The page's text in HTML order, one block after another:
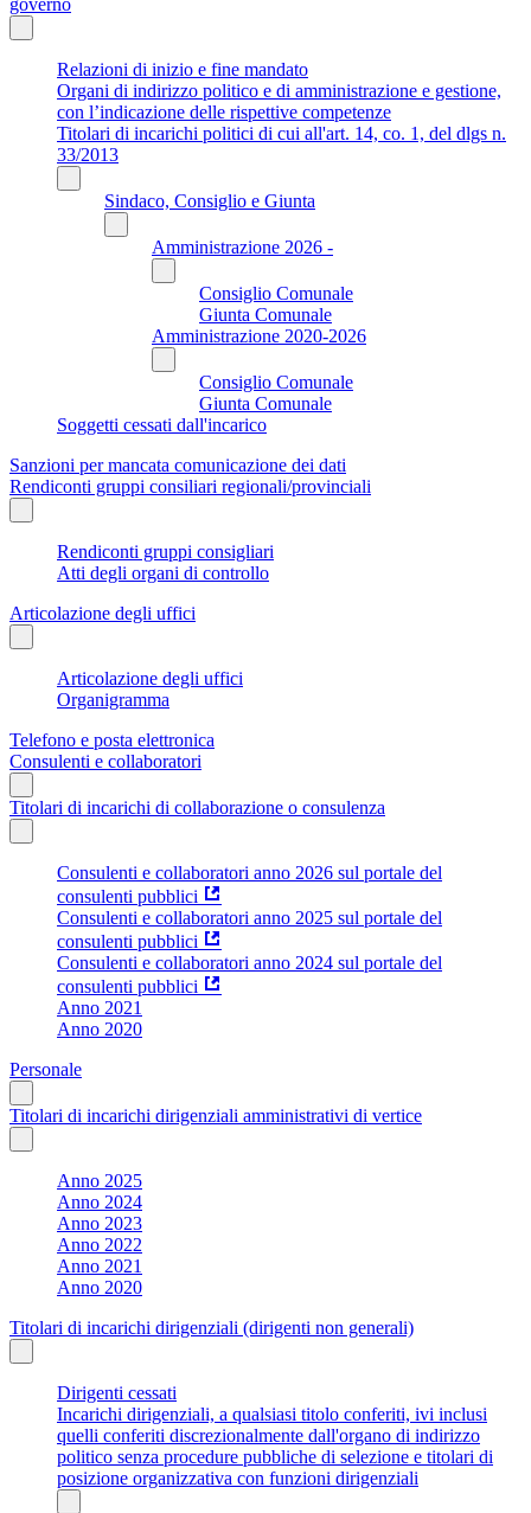
governo
Relazioni di inizio e fine mandato
Organi di indirizzo politico e di amministrazione e gestione,
con l’indicazione delle rispettive competenze
Titolari di incarichi politici di cui all'art. 14, co. 1, del dlgs n.
33/2013
Sindaco, Consiglio e Giunta
Amministrazione 2026 -
Consiglio Comunale
Giunta Comunale
Amministrazione 2020-2026
Consiglio Comunale
Giunta Comunale
Soggetti cessati dall'incarico
Sanzioni per mancata comunicazione dei dati
Rendiconti gruppi consiliari regionali/provinciali
Rendiconti gruppi consigliari
Atti degli organi di controllo
Articolazione degli uffici
Articolazione degli uffici
Organigramma
Telefono e posta elettronica
Consulenti e collaboratori
Titolari di incarichi di collaborazione o consulenza
Consulenti e collaboratori anno 2026 sul portale del
consulenti pubblici
Consulenti e collaboratori anno 2025 sul portale del
consulenti pubblici
Consulenti e collaboratori anno 2024 sul portale del
consulenti pubblici
Anno 2021
Anno 2020
Personale
Titolari di incarichi dirigenziali amministrativi di vertice
Anno 2025
Anno 2024
Anno 2023
Anno 2022
Anno 2021
Anno 2020
Titolari di incarichi dirigenziali (dirigenti non generali)
Dirigenti cessati
Incarichi dirigenziali, a qualsiasi titolo conferiti, ivi inclusi
quelli conferiti discrezionalmente dall'organo di indirizzo
politico senza procedure pubbliche di selezione e titolari di
posizione organizzativa con funzioni dirigenziali